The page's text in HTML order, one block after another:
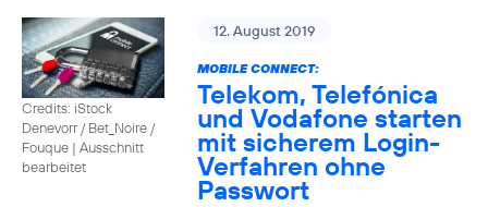
Credits: iStock
Denevorr / Bet_Noire /
Fouque | Ausschnitt
bearbeitet
12. August 2019
MOBILE CONNECT:
Telekom, Telefónica
und Vodafone starten
mit sicherem Login-
Verfahren ohne
Passwort